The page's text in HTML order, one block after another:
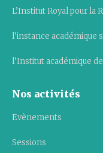
L’Institut Royal pour la
l’instance académique
l’Institut académique
Nos activités
Evènements
Sessions